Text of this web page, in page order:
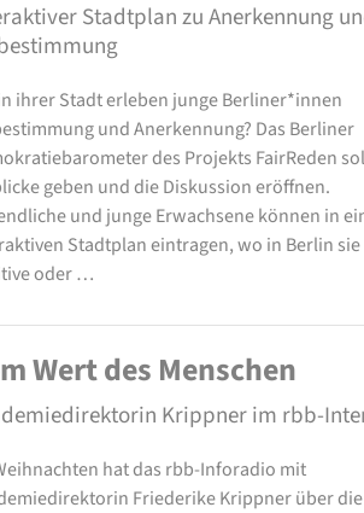
Stadtplan zu Anerkennung
ihrer Stadt erleben junge Berliner*innen
und Anerkennung? Das Berliner
des Projekts FairReden
geben und die Diskussion eröffnen.
und junge Erwachsene können in
Stadtplan eintragen, wo in Berlin sie
oder …
Wert des Menschen
Krippner im rbb-
hat das rbb-Inforadio mit
Friederike Krippner über die